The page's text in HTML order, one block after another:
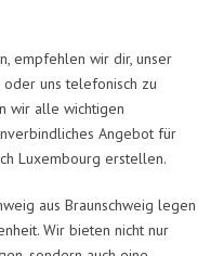
empfehlen wir dir, unser
uns telefonisch zu
wir alle wichtigen
Angebot für
Luxembourg erstellen.
aus Braunschweig legen
Wir bieten nicht nur